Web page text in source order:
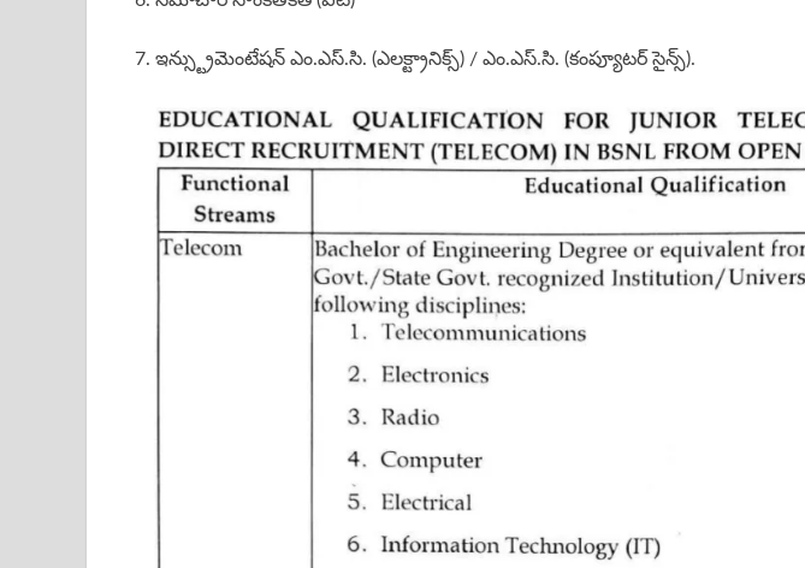
7. ఇన్స్ట్రుమెంటేషన్ ఎం.ఎస్.సి. (ఎలక్ట్రానిక్స్) / ఎం.ఎస్.సి. (కంప్యూటర్ సైన్స్).